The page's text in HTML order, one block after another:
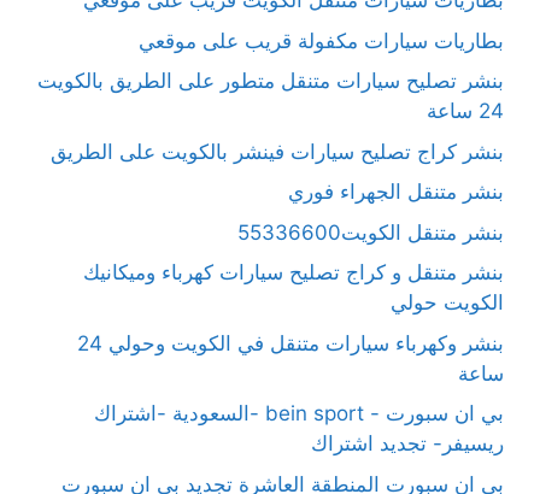
بطاريات سيارات مكفولة قريب على موقعي
بنشر تصليح سيارات متنقل متطور على الطريق بالكويت
24 ساعة
بنشر كراج تصليح سيارات فينشر بالكويت على الطريق
بنشر متنقل الجهراء فوري
بنشر متنقل الكويت55336600
بنشر متنقل و كراج تصليح سيارات كهرباء وميكانيك
الكويت حولي
بنشر وكهرباء سيارات متنقل في الكويت وحولي 24
ساعة
بي ان سبورت - bein sport -السعودية -اشتراك
ريسيفر- تجديد اشتراك
بي ان سبورت المنطقة العاشرة تجديد بي ان سبورت